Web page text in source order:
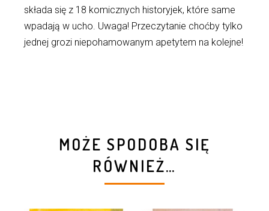
składa się z 18 komicznych historyjek, które same
wpadają w ucho. Uwaga! Przeczytanie choćby tylko
jednej grozi niepohamowanym apetytem na kolejne!
MOŻE SPODOBA SIĘ
RÓWNIEŻ…